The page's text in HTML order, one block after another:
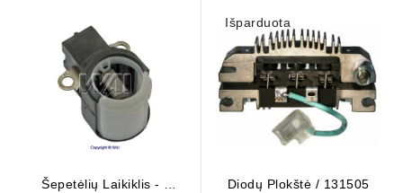
Šepetėlių Laikiklis - /
Išparduota
Diodų Plokštė / 131505